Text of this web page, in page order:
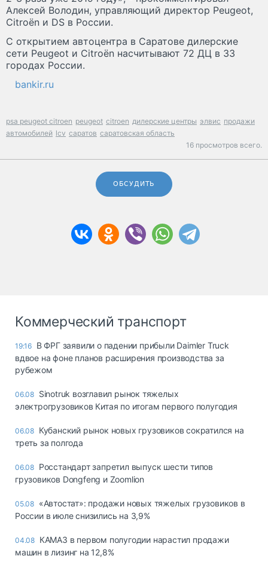
Алексей Володин, управляющий директор Peugeot,
Citroёn и DS в России.
С открытием автоцентра в Саратове дилерские
сети Peugeot и Citroёn насчитывают 72 ДЦ в 33
городах России.
bankir.ru
psa peugeot citroen peugeot citroen дилерские центры элвис продажи
автомобилей lcv саратов саратовская область
16 просмотров всего.
ОБСУДИТЬ
Коммерческий транспорт
19:16 В ФРГ заявили о падении прибыли Daimler Truck
вдвое на фоне планов расширения производства за
рубежом
06.08 Sinotruk возглавил рынок тяжелых
электрогрузовиков Китая по итогам первого полугодия
06.08 Кубанский рынок новых грузовиков сократился на
треть за полгода
06.08 Росстандарт запретил выпуск шести типов
грузовиков Dongfeng и Zoomlion
05.08 «Автостат»: продажи новых тяжелых грузовиков в
России в июле снизились на 3,9%
04.08 КАМАЗ в первом полугодии нарастил продажи
машин в лизинг на 12,8%